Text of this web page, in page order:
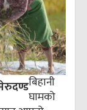
बिहानी
घामको